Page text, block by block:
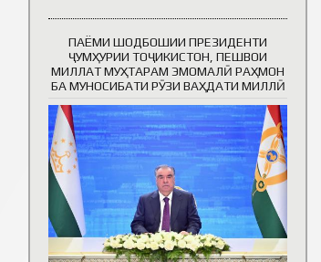
ПАЁМИ ШОДБОШИИ ПРЕЗИДЕНТИ
ҶУМҲУРИИ ТОҶИКИСТОН, ПЕШВОИ
МИЛЛАТ МУҲТАРАМ ЭМОМАЛӢ РАҲМОН
БА МУНОСИБАТИ РӮЗИ ВАҲДАТИ МИЛЛӢ